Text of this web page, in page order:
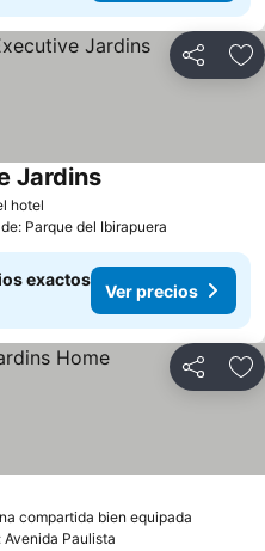
Compartir
hotel
Jardins
Parque del Ibirapuera
exactos
Ver precios
Compartir
compartida bien equipada
Avenida Paulista